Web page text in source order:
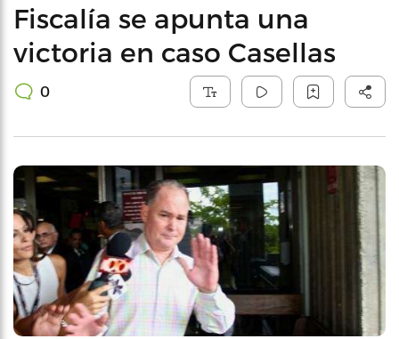
Fiscalía se apunta una
victoria en caso Casellas
0